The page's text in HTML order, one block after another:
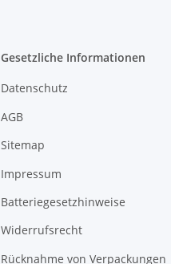
Gesetzliche Informationen
Datenschutz
AGB
Sitemap
Impressum
Batteriegesetzhinweise
Widerrufsrecht
Rücknahme von Verpackungen